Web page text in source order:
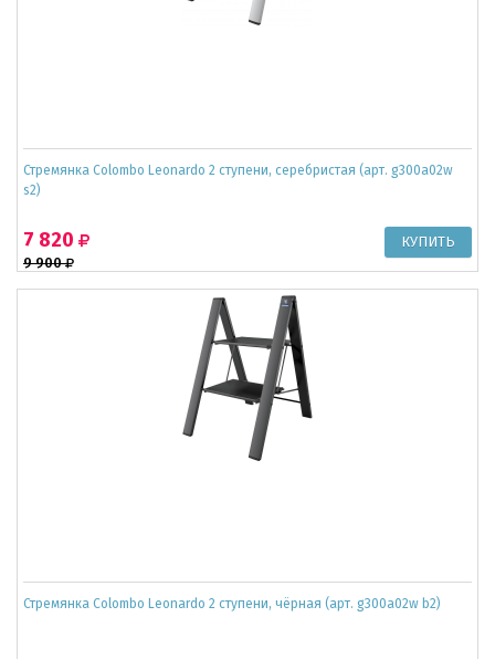
Стремянка Colombo Leonardo 2 ступени, серебристая (арт. g300a02w
s2)
9 900
7 820
Стремянка Colombo Leonardo 2 ступени, чёрная (арт. g300a02w b2)